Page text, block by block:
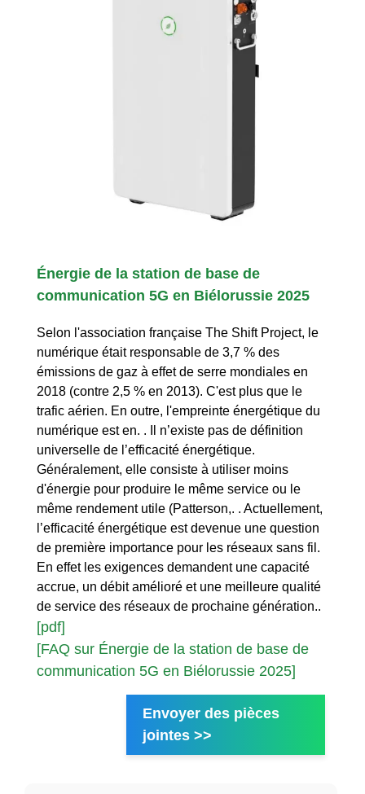
Énergie de la station de base de
communication 5G en Biélorussie 2025
Selon l'association française The Shift Project, le
numérique était responsable de 3,7 % des
émissions de gaz à effet de serre mondiales en
2018 (contre 2,5 % en 2013). C'est plus que le
trafic aérien. En outre, l'empreinte énergétique du
numérique est en. . Il n’existe pas de définition
universelle de l’efficacité énergétique.
Généralement, elle consiste à utiliser moins
d'énergie pour produire le même service ou le
même rendement utile (Patterson,. . Actuellement,
l’efficacité énergétique est devenue une question
de première importance pour les réseaux sans fil.
En effet les exigences demandent une capacité
accrue, un débit amélioré et une meilleure qualité
de service des réseaux de prochaine génération..
[pdf]
[FAQ sur Énergie de la station de base de
communication 5G en Biélorussie 2025]
Envoyer des pièces
jointes >>